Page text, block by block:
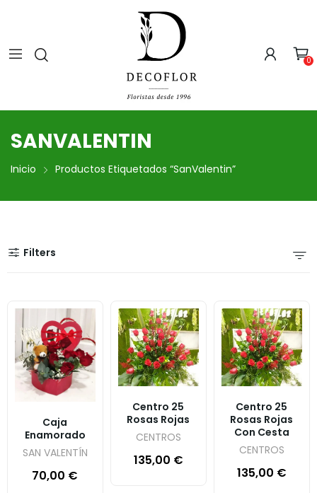
0
SANVALENTIN
Inicio Productos Etiquetados “SanValentin”
Filters
Caja
Enamorado
SAN VALENTÍN
70,00 €
Centro 25
Rosas Rojas
CENTROS
135,00 €
Centro 25
Rosas Rojas
Con Cesta
CENTROS
135,00 €